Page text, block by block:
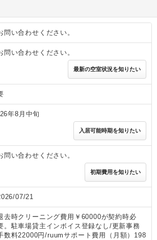
問い合わせください。
問い合わせください。
最新の空室状況を知りたい
年8月中旬
入居可能時期を知りたい
問い合わせください。
初期費用を知りたい
07/21
去時クリーニング費用￥60000が契約時必
。駐車場貸主インボイス登録なし/更新事務
数料22000円/ruumサポート費用（月額）198